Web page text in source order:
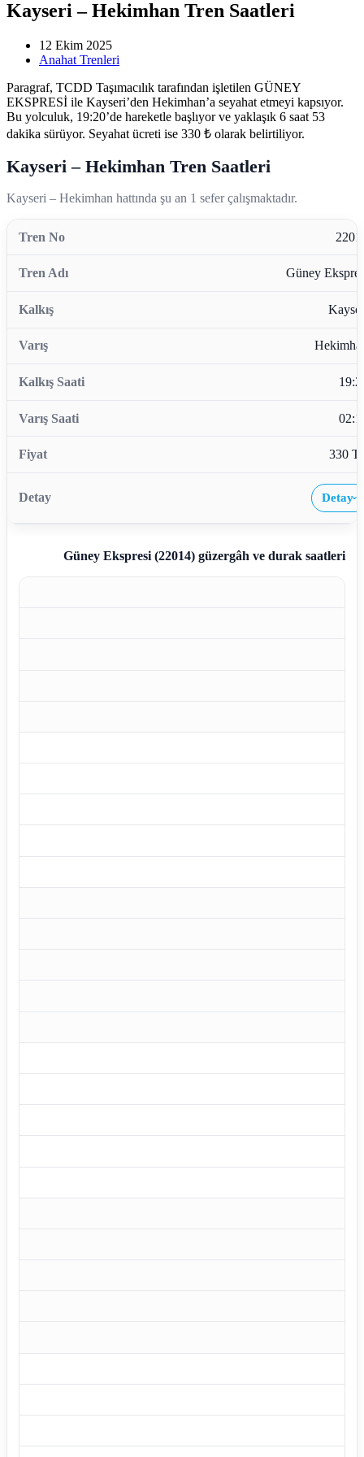
Kayseri – Hekimhan Tren Saatleri
12 Ekim 2025
Anahat Trenleri
Paragraf, TCDD Taşımacılık tarafından işletilen GÜNEY
EKSPRESİ ile Kayseri’den Hekimhan’a seyahat etmeyi kapsıyor.
Bu yolculuk, 19:20’de hareketle başlıyor ve yaklaşık 6 saat 53
dakika sürüyor. Seyahat ücreti ise 330 ₺ olarak belirtiliyor.
Kayseri – Hekimhan Tren Saatleri
Kayseri – Hekimhan hattında şu an 1 sefer çalışmaktadır.
Güney
330
Detay›
Güney Ekspresi (22014)güzergâh ve durak saatleri